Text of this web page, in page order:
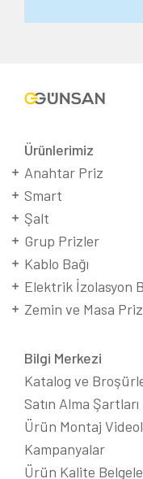
Ürünlerimiz
Anahtar Priz
Smart
Şalt
Grup Prizler
Kablo Bağı
Elektrik İzolasyon
Zemin ve Masa
Bilgi Merkezi
Katalog ve
Satın Alma Şartları
Ürün Montaj
Kampanyalar
Ürün Kalite